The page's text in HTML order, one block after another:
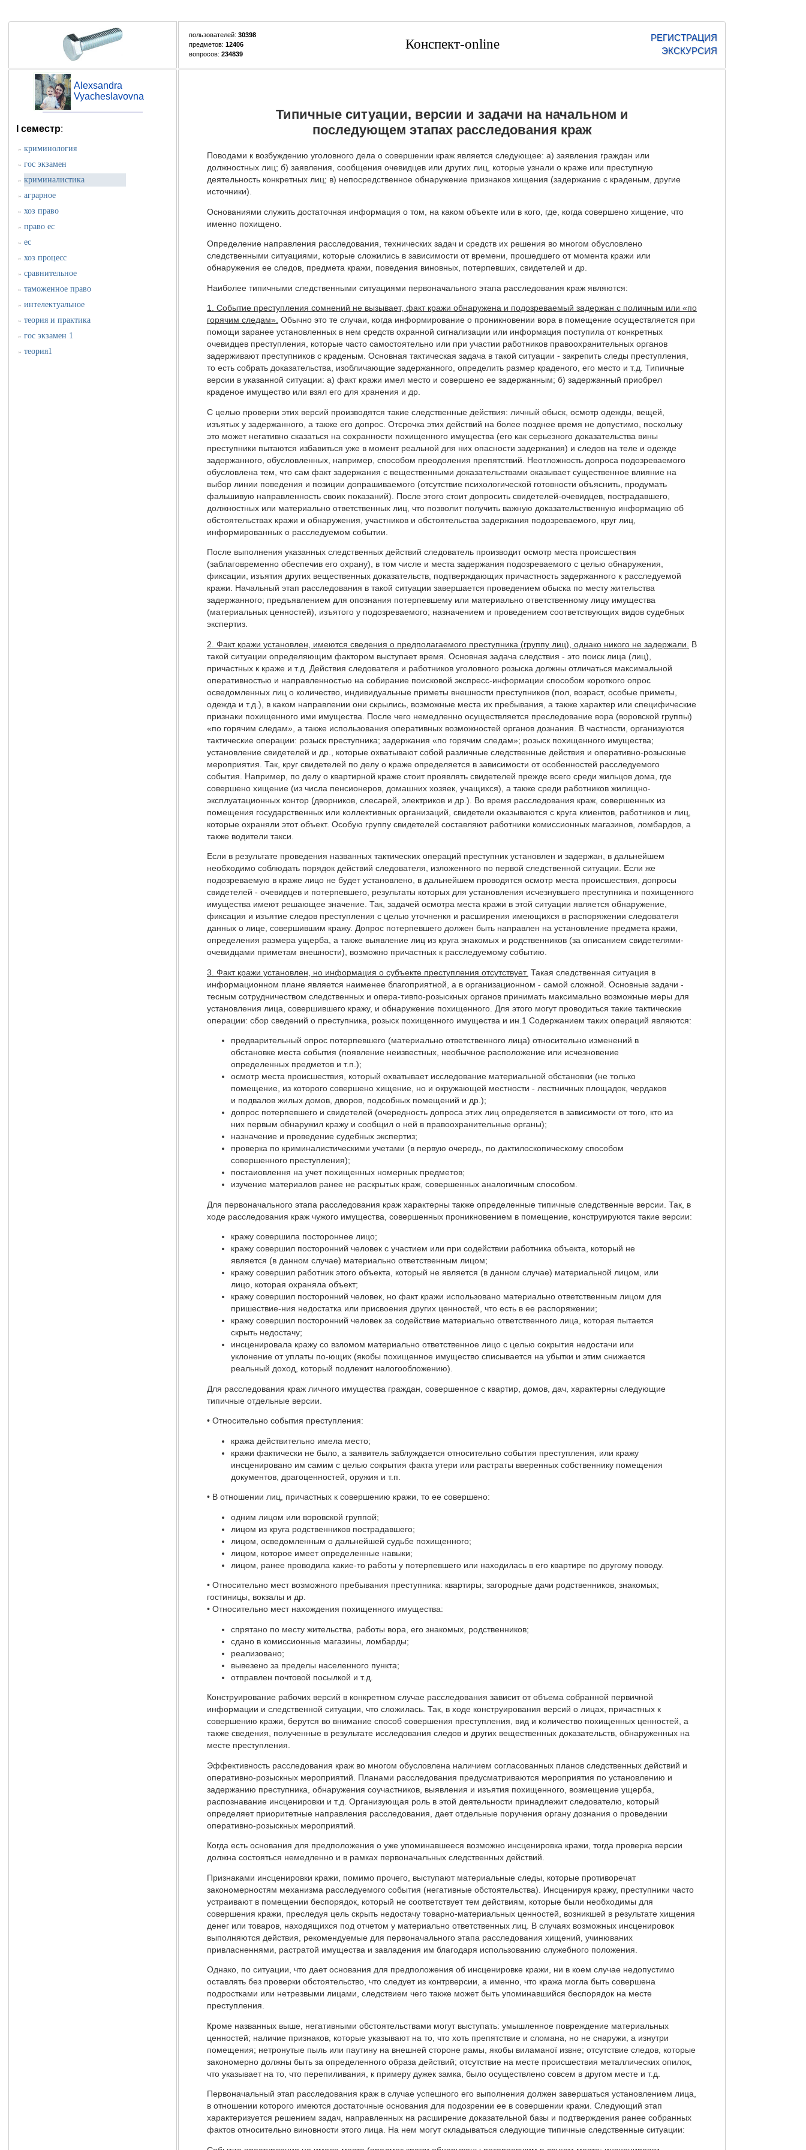
пользователей: 30398
предметов: 12406
вопросов: 234839
Конспект-online
РЕГИСТРАЦИЯ
ЭКСКУРСИЯ
Alexsandra
Vyacheslavovna
I семестр:
» криминология
» гос экзамен
» криминалистика
» аграрное
» хоз право
» право ес
» ес
» хоз процесс
» сравнительное
» таможенное право
» интелектуальное
» теория и практика
» гос экзамен 1
» теория1
Типичные ситуации, версии и задачи на начальном и
последующем этапах расследования краж
Поводами к возбуждению уголовного дела о совершении краж является следующее: а) заявления граждан или
должностных лиц; б) заявления, сообщения очевидцев или других лиц, которые узнали о краже или преступную
деятельность конкретных лиц; в) непосредственное обнаружение признаков хищения (задержание с краденым, другие
источники).
Основаниями служить достаточная информация о том, на каком объекте или в кого, где, когда совершено хищение, что
именно похищено.
Определение направления расследования, технических задач и средств их решения во многом обусловлено
следственными ситуациями, которые сложились в зависимости от времени, прошедшего от момента кражи или
обнаружения ее следов, предмета кражи, поведения виновных, потерпевших, свидетелей и др.
Наиболее типичными следственными ситуациями первоначального этапа расследования краж являются:
1. Событие преступления сомнений не вызывает, факт кражи обнаружена и подозреваемый задержан с поличным или «по
горячим следам». Обычно это те случаи, когда информирование о проникновении вора в помещение осуществляется при
помощи заранее установленных в нем средств охранной сигнализации или информация поступила от конкретных
очевидцев преступления, которые часто самостоятельно или при участии работников правоохранительных органов
задерживают преступников с краденым. Основная тактическая задача в такой ситуации - закрепить следы преступления,
то есть собрать доказательства, изобличающие задержанного, определить размер краденого, его место и т.д. Типичные
версии в указанной ситуации: а) факт кражи имел место и совершено ее задержанным; б) задержанный приобрел
краденое имущество или взял его для хранения и др.
С целью проверки этих версий производятся такие следственные действия: личный обыск, осмотр одежды, вещей,
изъятых у задержанного, а также его допрос. Отсрочка этих действий на более позднее время не допустимо, поскольку
это может негативно сказаться на сохранности похищенного имущества (его как серьезного доказательства вины
преступники пытаются избавиться уже в момент реальной для них опасности задержания) и следов на теле и одежде
задержанного, обусловленных, например, способом преодоления препятствий. Неотложность допроса подозреваемого
обусловлена тем, что сам факт задержания с вещественными доказательствами оказывает существенное влияние на
выбор линии поведения и позиции допрашиваемого (отсутствие психологической готовности объяснить, продумать
фальшивую направленность своих показаний). После этого стоит допросить свидетелей-очевидцев, пострадавшего,
должностных или материально ответственных лиц, что позволит получить важную доказательственную информацию об
обстоятельствах кражи и обнаружения, участников и обстоятельства задержания подозреваемого, круг лиц,
информированных о расследуемом событии.
После выполнения указанных следственных действий следователь производит осмотр места происшествия
(заблаговременно обеспечив его охрану), в том числе и места задержания подозреваемого с целью обнаружения,
фиксации, изъятия других вещественных доказательств, подтверждающих причастность задержанного к расследуемой
кражи. Начальный этап расследования в такой ситуации завершается проведением обыска по месту жительства
задержанного; предъявлением для опознания потерпевшему или материально ответственному лицу имущества
(материальных ценностей), изъятого у подозреваемого; назначением и проведением соответствующих видов судебных
экспертиз.
2. Факт кражи установлен, имеются сведения о предполагаемого преступника (группу лиц), однако никого не задержали.
В
такой ситуации определяющим фактором выступает время. Основная задача следствия - это поиск лица (лиц),
причастных к краже и т.д. Действия следователя и работников уголовного розыска должны отличаться максимальной
оперативностью и направленностью на собирание поисковой экспресс-информации способом короткого опрос
осведомленных лиц о количество, индивидуальные приметы внешности преступников (пол, возраст, особые приметы,
одежда и т.д.), в каком направлении они скрылись, возможные места их пребывания, а также характер или специфические
признаки похищенного ими имущества. После чего немедленно осуществляется преследование вора (воровской группы)
«по горячим следам», а также использования оперативных возможностей органов дознания. В частности, организуются
тактические операции: розыск преступника; задержания «по горячим следам»; розыск похищенного имущества;
установление свидетелей и др., которые охватывают собой различные следственные действия и оперативно-розыскные
мероприятия. Так, круг свидетелей по делу о краже определяется в зависимости от особенностей расследуемого
события. Например, по делу о квартирной краже стоит проявлять свидетелей прежде всего среди жильцов дома, где
совершено хищение (из числа пенсионеров, домашних хозяек, учащихся), а также среди работников жилищно-
эксплуатационных контор (дворников, слесарей, электриков и др.). Во время расследования краж, совершенных из
помещения государственных или коллективных организаций, свидетели оказываются с круга клиентов, работников и лиц,
которые охраняли этот объект. Особую группу свидетелей составляют работники комиссионных магазинов, ломбардов, а
также водители такси.
Если в результате проведения названных тактических операций преступник установлен и задержан, в дальнейшем
необходимо соблюдать порядок действий следователя, изложенного по первой следственной ситуации. Если же
подозреваемую в краже лицо не будет установлено, в дальнейшем проводятся осмотр места происшествия, допросы
свидетелей - очевидцев и потерпевшего, результаты которых для установления исчезнувшего преступника и похищенного
имущества имеют решающее значение. Так, задачей осмотра места кражи в этой ситуации является обнаружение,
фиксация и изъятие следов преступления с целью уточненкя и расширения имеющихся в распоряжении следователя
данных о лице, совершившим кражу. Допрос потерпевшего должен быть направлен на установление предмета кражи,
определения размера ущерба, а также выявление лиц из круга знакомых и родственников (за описанием свидетелями-
очевидцами приметам внешности), возможно причастных к расследуемому событию.
3. Факт кражи установлен, но информация о субъекте преступления отсутствует. Такая следственная ситуация в
информационном плане является наименее благоприятной, а в организационном - самой сложной. Основные задачи -
тесным сотрудничеством следственных и опера-тивпо-розыскных органов принимать максимально возможные меры для
установления лица, совершившего кражу, и обнаружение похищенного. Для этого могут проводиться такие тактические
операции: сбор сведений о преступника, розыск похищенного имущества и ин.1 Содержанием таких операций являются:
предварительный опрос потерпевшего (материально ответственного лица) относительно изменений в
обстановке места события (появление неизвестных, необычное расположение или исчезновение
определенных предметов и т.п.);
осмотр места происшествия, который охватывает исследование материальной обстановки (не только
помещение, из которого совершено хищение, но и окружающей местности - лестничных площадок, чердаков
и подвалов жилых домов, дворов, подсобных помещений и др.);
допрос потерпевшего и свидетелей (очередность допроса этих лиц определяется в зависимости от того, кто из
них первым обнаружил кражу и сообщил о ней в правоохранительные органы);
назначение и проведение судебных экспертиз;
проверка по криминалистическими учетами (в первую очередь, по дактилоскопическому способом
совершенного преступления);
постаиовлення на учет похищенных номерных предметов;
изучение материалов ранее не раскрытых краж, совершенных аналогичным способом.
Для первоначального этапа расследования краж характерны также определенные типичные следственные версии. Так, в
ходе расследования краж чужого имущества, совершенных проникновением в помещение, конструируются такие версии:
кражу совершила постороннее лицо;
кражу совершил посторонний человек с участием или при содействии работника объекта, который не
является (в данном случае) материально ответственным лицом;
кражу совершил работник этого объекта, который не является (в данном случае) материальной лицом, или
лицо, которая охраняла объект;
кражу совершил посторонний человек, но факт кражи использовано материально ответственным лицом для
пришествие-ния недостатка или присвоения других ценностей, что есть в ее распоряжении;
кражу совершил посторонний человек за содействие материально ответственного лица, которая пытается
скрыть недостачу;
инсценировала кражу со взломом материально ответственное лицо с целью сокрытия недостачи или
уклонение от уплаты по-ющих (якобы похищенное имущество списывается на убытки и этим снижается
реальный доход, который подлежит налогообложению).
Для расследования краж личного имущества граждан, совершенное с квартир, домов, дач, характерны следующие
типичные отдельные версии.
• Относительно события преступления:
кража действительно имела место;
кражи фактически не было, а заявитель заблуждается относительно события преступления, или кражу
инсценировано им самим с целью сокрытия факта утери или растраты вверенных собственнику помещения
документов, драгоценностей, оружия и т.п.
• В отношении лиц, причастных к совершению кражи, то ее совершено:
одним лицом или воровской группой;
лицом из круга родственников пострадавшего;
лицом, осведомленным о дальнейшей судьбе похищенного;
лицом, которое имеет определенные навыки;
лицом, ранее проводила какие-то работы у потерпевшего или находилась в его квартире по другому поводу.
• Относительно мест возможного пребывания преступника: квартиры; загородные дачи родственников, знакомых;
гостиницы, вокзалы и др.
• Относительно мест нахождения похищенного имущества:
спрятано по месту жительства, работы вора, его знакомых, родственников;
сдано в комиссионные магазины, ломбарды;
реализовано;
вывезено за пределы населенного пункта;
отправлен почтовой посылкой и т.д.
Конструирование рабочих версий в конкретном случае расследования зависит от объема собранной первичной
информации и следственной ситуации, что сложилась. Так, в ходе конструирования версий о лицах, причастных к
совершению кражи, берутся во внимание способ совершения преступления, вид и количество похищенных ценностей, а
также сведения, полученные в результате исследования следов и других вещественных доказательств, обнаруженных на
месте преступления.
Эффективность расследования краж во многом обусловлена наличием согласованных планов следственных действий и
оперативно-розыскных мероприятий. Планами расследования предусматриваются мероприятия по установлению и
задержанию преступника, обнаружения соучастников, выявления и изъятия похищенного, возмещение ущерба,
распознавание инсценировки и т.д. Организующая роль в этой деятельности принадлежит следователю, который
определяет приоритетные направления расследования, дает отдельные поручения органу дознания о проведении
оперативно-розыскных мероприятий.
Когда есть основания для предположения о уже упоминавшееся возможно инсценировка кражи, тогда проверка версии
должна состояться немедленно и в рамках первоначальных следственных действий.
Признаками инсценировки кражи, помимо прочего, выступают материальные следы, которые противоречат
закономерностям механизма расследуемого события (негативные обстоятельства). Инсценируя кражу, преступники часто
устраивают в помещении беспорядок, который не соответствует тем действиям, которые были необходимы для
совершения кражи, преследуя цель скрыть недостачу товарно-материальных ценностей, возникшей в результате хищения
денег или товаров, находящихся под отчетом у материально ответственных лиц. В случаях возможных инсценировок
выполняются действия, рекомендуемые для первоначального этапа расследования хищений, учинюваних
привласненнями, растратой имущества и завладения им благодаря использованию служебного положения.
Однако, по ситуации, что дает основания для предположения об инсценировке кражи, ни в коем случае недопустимо
оставлять без проверки обстоятельство, что следует из контрверсии, а именно, что кража могла быть совершена
подростками или нетрезвыми лицами, следствием чего также может быть упоминавшийся беспорядок на месте
преступления.
Кроме названных выше, негативными обстоятельствами могут выступать: умышленное повреждение материальных
ценностей; наличие признаков, которые указывают на то, что хоть препятствие и сломана, но не снаружи, а изнутри
помещения; нетронутые пыль или паутину на внешней стороне рамы, якобы виламаної извне; отсутствие следов, которые
закономерно должны быть за определенного образа действий; отсутствие на месте происшествия металлических опилок,
что указывает на то, что перепиливания, к примеру дужек замка, было осуществлено совсем в другом месте и т.д.
Первоначальный этап расследования краж в случае успешного его выполнения должен завершаться установлением лица,
в отношении которого имеются достаточные основания для подозрении ее в совершении кражи. Следующий этап
характеризуется решением задач, направленных на расширение доказательной базы и подтверждения ранее собранных
фактов относительно виновности этого лица. На нем могут складываться следующие типичные следственные ситуации: